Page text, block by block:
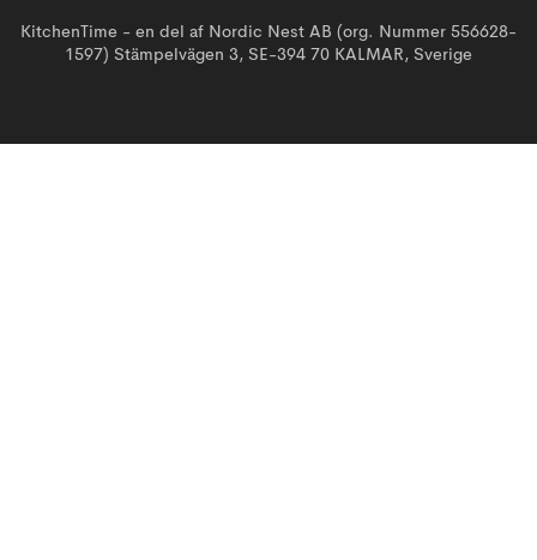
KitchenTime - en del af Nordic Nest AB (org. Nummer 556628-
1597) Stämpelvägen 3, SE-394 70 KALMAR, Sverige